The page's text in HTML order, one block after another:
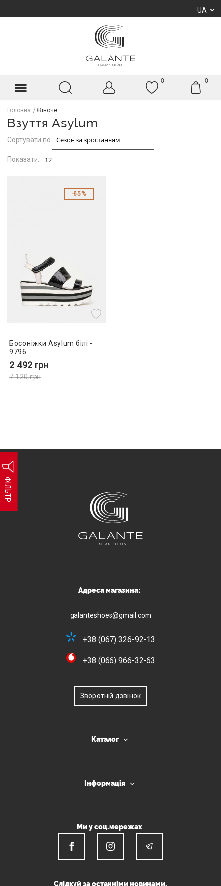
UA
0 0
Головна Жіноче
Взуття Asylum
ФІЛЬТР
Сортувати по
Показати:
65%
Босоніжки Asylum білі -
9796
2 492 грн
7 120грн
Адреса магазина:
galanteshoes@gmail.com
+38 (067) 326-92-13
+38 (066) 966-32-63
Зворотній дзвінок
Каталог
Інформація
Ми у соц.мережах
Слідкуй за останніми новинами.